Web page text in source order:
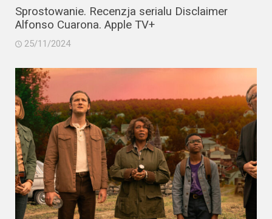
Sprostowanie. Recenzja serialu Disclaimer
Alfonso Cuarona. Apple TV+
25/11/2024